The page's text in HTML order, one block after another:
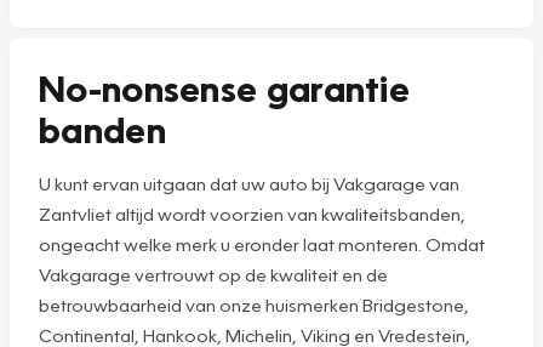
No-nonsense garantie
banden
U kunt ervan uitgaan dat uw auto bij Vakgarage van
Zantvliet altijd wordt voorzien van kwaliteitsbanden,
ongeacht welke merk u eronder laat monteren. Omdat
Vakgarage vertrouwt op de kwaliteit en de
betrouwbaarheid van onze huismerken Bridgestone,
Continental, Hankook, Michelin, Viking en Vredestein,